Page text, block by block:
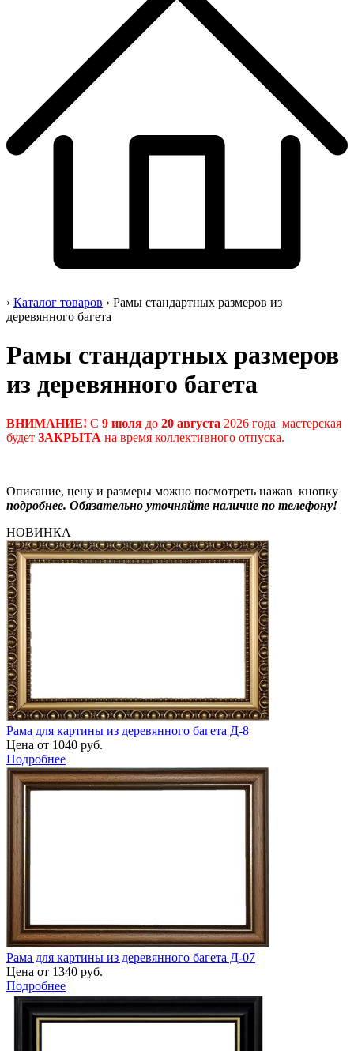
› Каталог товаров › Рамы стандартных размеров из
деревянного багета
Рамы стандартных размеров
из деревянного багета
ВНИМАНИЕ! С 9 июля до 20 августа 2026 года мастерская
будет ЗАКРЫТА на время коллективного отпуска.
Описание, цену и размеры можно посмотреть нажав кнопку
подробнее. Обязательно уточняйте наличие по телефону!
НОВИНКА
Рама для картины из деревянного багета Д-8
Цена от 1040 руб.
Подробнее
Рама для картины из деревянного багета Д-07
Цена от 1340 руб.
Подробнее